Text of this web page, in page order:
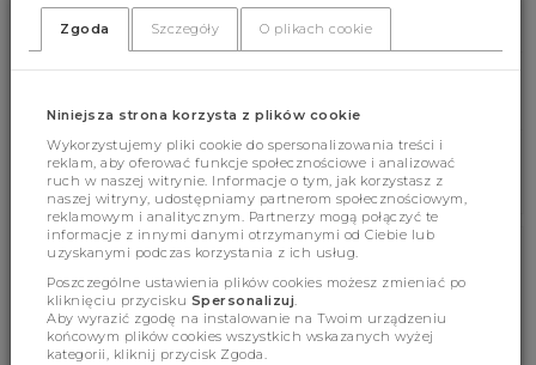
Wymiary
Zgoda Szczegóły O plikach cookie
Niniejsza strona korzysta z plików cookie
Wykorzystujemy pliki cookie do spersonalizowania treści i
reklam, aby oferować funkcje społecznościowe i analizować
ruch w naszej witrynie. Informacje o tym, jak korzystasz z
naszej witryny, udostępniamy partnerom społecznościowym,
reklamowym i analitycznym. Partnerzy mogą połączyć te
informacje z innymi danymi otrzymanymi od Ciebie lub
uzyskanymi podczas korzystania z ich usług.
Poszczególne ustawienia plików cookies możesz zmieniać po
kliknięciu przycisku Spersonalizuj
Aby wyrazić zgodę na instalowanie na Twoim urządzeniu
końcowym plików cookies wszystkich wskazanych wyżej
kategorii, kliknij przycisk Zgoda.